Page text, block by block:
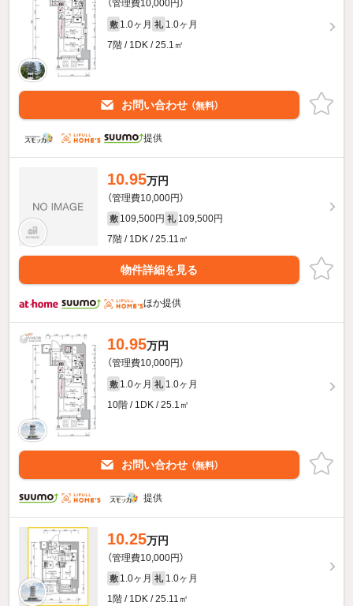
（管理費10,000円）
敷 1.0ヶ月 礼 1.0ヶ月
7階 / 1DK / 25.1㎡
お問い合わせ （無料）
提供
10.95万円
（管理費10,000円）
敷 109,500円 礼 109,500円
7階 / 1DK / 25.11㎡
物件詳細を見る
ほか提供
10.95万円
（管理費10,000円）
敷 1.0ヶ月 礼 1.0ヶ月
10階 / 1DK / 25.1㎡
お問い合わせ （無料）
提供
10.25万円
（管理費10,000円）
敷 1.0ヶ月 礼 1.0ヶ月
1階 / 1DK / 25.11㎡